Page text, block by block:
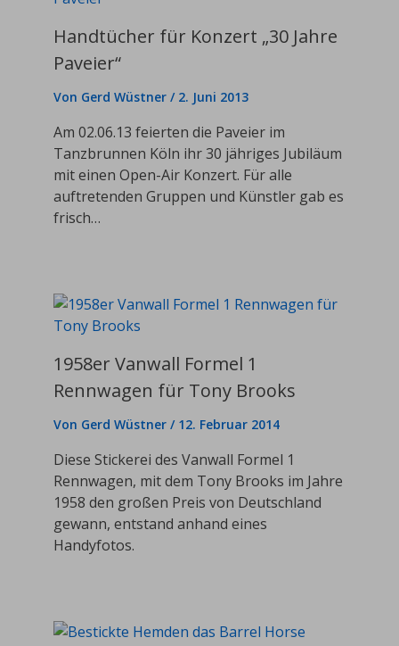
Handtücher für Konzert „30 Jahre
Paveier“
Von Gerd Wüstner / 2. Juni 2013
Am 02.06.13 feierten die Paveier im
Tanzbrunnen Köln ihr 30 jähriges Jubiläum
mit einen Open-Air Konzert. Für alle
auftretenden Gruppen und Künstler gab es
frisch…
1958er Vanwall Formel 1
Rennwagen für Tony Brooks
Von Gerd Wüstner / 12. Februar 2014
Diese Stickerei des Vanwall Formel 1
Rennwagen, mit dem Tony Brooks im Jahre
1958 den großen Preis von Deutschland
gewann, entstand anhand eines
Handyfotos.